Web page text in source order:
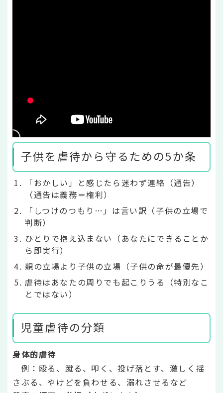
子供を虐待から守るための5か条
「おかしい」と感じたら迷わず連絡（通告）
（通告は義務＝権利）
「しつけのつもり…」は言い訳（子供の立場で
判断）
ひとりで抱え込まない（あなたにできることか
ら即実行）
親の立場より子供の立場（子供の命が最優先）
虐待はあなたの周りでも起こりうる（特別なこ
とではない）
児童虐待の分類
身体的虐待
例：殴る、蹴る、叩く、投げ落とす、激しく揺
さぶる、やけどを負わせる、溺れさせるなど